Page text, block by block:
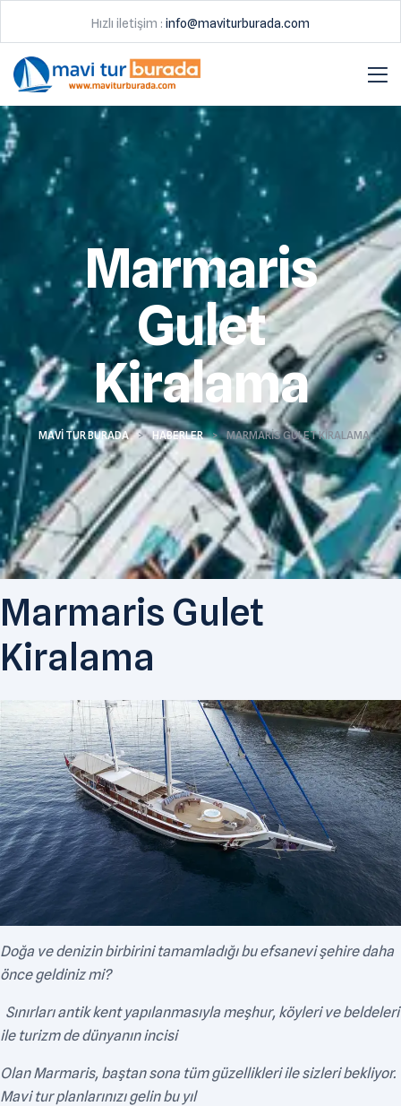
Hızlı iletişim : info@maviturburada.com
Marmaris
Gulet
Kiralama
MAVI TUR BURADA > HABERLER > MARMARIS GULET KIRALAMA
Marmaris Gulet
Kiralama
Doğa ve denizin birbirini tamamladığı bu efsanevi şehire daha
önce geldiniz mi?
Sınırları antik kent yapılanmasıyla meşhur, köyleri ve beldeleri
ile turizm de dünyanın incisi
Olan Marmaris, baştan sona tüm güzellikleri ile sizleri bekliyor.
Mavi tur planlarınızı gelin bu yıl